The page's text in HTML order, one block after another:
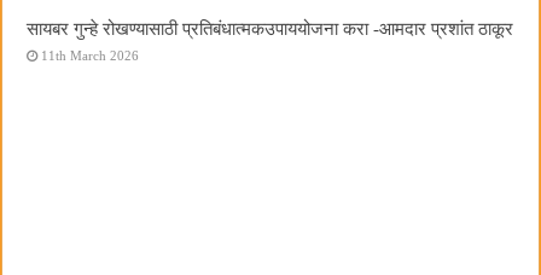
सायबर गुन्हे रोखण्यासाठी प्रतिबंधात्मकउपाययोजना करा -आमदार प्रशांत ठाकूर
11th March 2026